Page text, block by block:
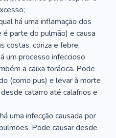
há uma inflamação dos
parte do pulmão) e causa
costas, coriza e febre;
um processo infeccioso
a caixa torácica. Pode
(como pus) e levar à morte
catarro até calafrios e
uma infecção causada por
Pode causar desde